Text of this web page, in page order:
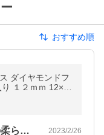
おすすめ順
ダイヤモンドフ
１２ｍｍ 12×3
フロア材 フロ
材ﾛｳの反り返りと実部分の材質の柔らかさ 2023/2/26